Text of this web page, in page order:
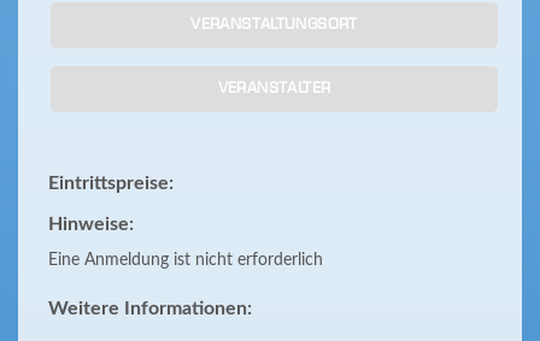
VERANSTALTUNGSORT
VERANSTALTER
Eintrittspreise:
Hinweise:
Eine Anmeldung ist nicht erforderlich
Weitere Informationen: